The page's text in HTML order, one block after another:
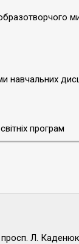
навчальних
програм
просп. Л.